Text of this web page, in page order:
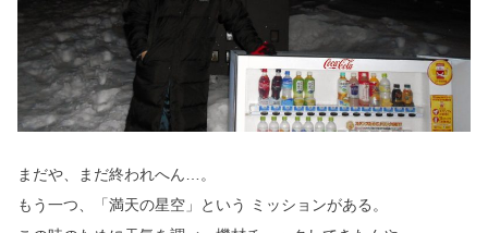
まだや、まだ終われへん…。
もう一つ、「満天の星空」という ミッションがある。